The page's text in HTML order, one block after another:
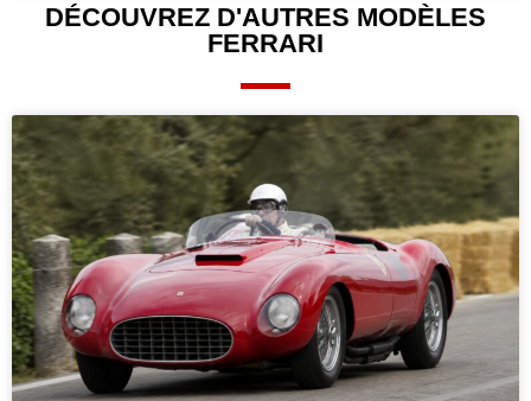
DÉCOUVREZ D'AUTRES MODÈLES
FERRARI